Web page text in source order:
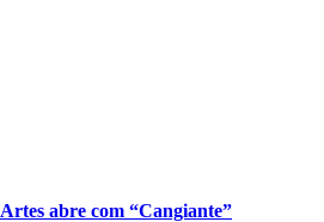
abre com “Cangiante”